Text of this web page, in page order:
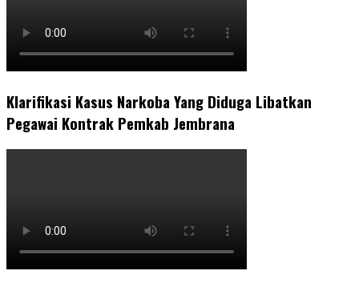
Klarifikasi Kasus Narkoba Yang Diduga Libatkan
Pegawai Kontrak Pemkab Jembrana